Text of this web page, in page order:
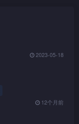
2023-05-18
12个月前